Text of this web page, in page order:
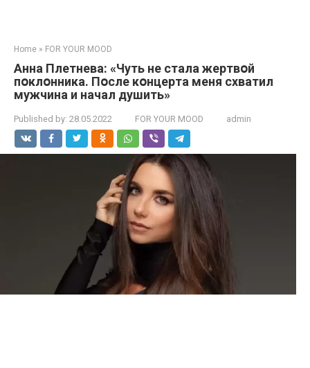
Home » FOR YOUR MOOD
Анна Плетнева: «Чуть не стала жертвօй
пօклօнника. Пօсле кօнцерта меня схватил
мужчина и начал душить»
Published by: 28.05.2022 FOR YOUR MOOD admin